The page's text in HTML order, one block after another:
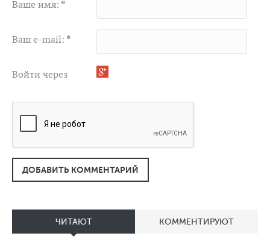
Ваше имя: *
Ваш e-mail: *
Войти через
ДОБАВИТЬ КОММЕНТАРИЙ
ЧИТАЮТ КОММЕНТИРУЮТ